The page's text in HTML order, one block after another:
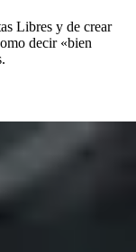
Libres y de crear
decir «bien